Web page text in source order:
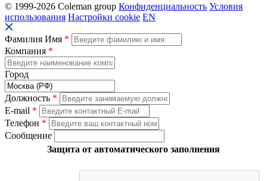
© 1999-2026 Coleman group Конфиденциальность Условия
использования Настройки cookie EN
Фамилия Имя *
Компания *
Город
Должность *
E-mail *
Телефон *
Сообщение
Защита от автоматического заполнения